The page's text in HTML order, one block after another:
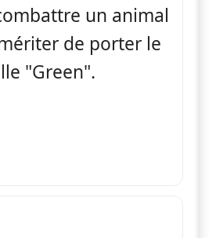
un animal
de porter le
"Green".